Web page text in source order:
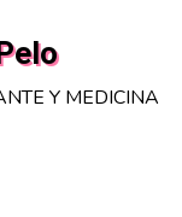
Y MEDICINA